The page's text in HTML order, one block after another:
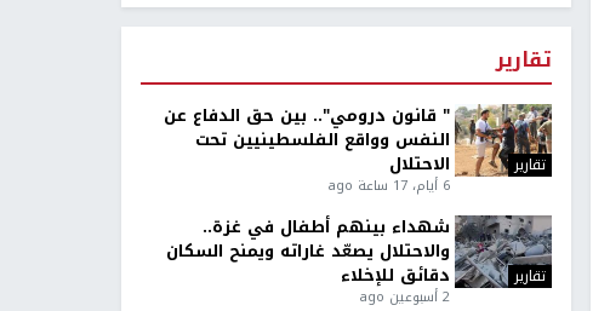
تقارير
تقارير
" قانون درومي".. بين حق الدفاع عن
النفس وواقع الفلسطينيين تحت
الاحتلال
6 أيام، 17 ساعة ago
تقارير
شهداء بينهم أطفال في غزة..
والاحتلال يصعّد غاراته ويمنح السكان
دقائق للإخلاء
2 أسبوعين ago